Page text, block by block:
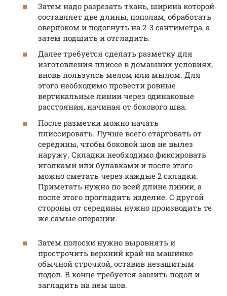
Затем надо разрезать ткань, ширина которой
составляет две длины, пополам, обработать
оверлоком и подогнуть на 2-3 сантиметра, а
затем подшить и отгладить.
Далее требуется сделать разметку для
изготовления плиссе в домашних условиях,
вновь пользуясь мелом или мылом. Для
этого необходимо провести ровные
вертикальные линии через одинаковые
расстояния, начиная от бокового шва.
После разметки можно начать
плиссировать. Лучше всего стартовать от
середины, чтобы боковой шов не вылез
наружу. Складки необходимо фиксировать
иголками или булавками и после этого
можно сметать через каждые 2 складки.
Приметать нужно по всей длине линии, а
после этого прогладить изделие. С другой
стороны от середины нужно производить те
же самые операции.
Затем полоски нужно выровнять и
прострочить верхний край на машинке
обычной строчкой, оставив незашитым
подол. В конце требуется зашить подол и
загладить на нем шов.